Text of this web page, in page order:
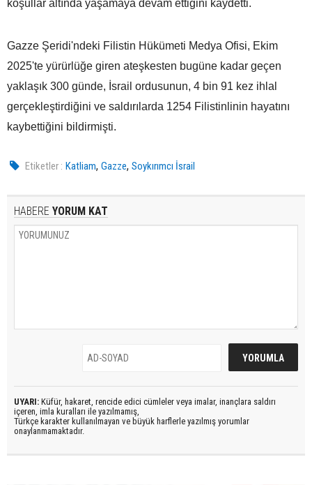
koşullar altında yaşamaya devam ettiğini kaydetti.
Gazze Şeridi'ndeki Filistin Hükümeti Medya Ofisi, Ekim
2025'te yürürlüğe giren ateşkesten bugüne kadar geçen
yaklaşık 300 günde, İsrail ordusunun, 4 bin 91 kez ihlal
gerçekleştirdiğini ve saldırılarda 1254 Filistinlinin hayatını
kaybettiğini bildirmişti.
Etiketler : Katliam,Gazze,Soykırımcı İsrail
HABERE YORUM KAT
UYARI: Küfür, hakaret, rencide edici cümleler veya imalar, inançlara saldırı
içeren, imla kuralları ile yazılmamış,
Türkçe karakter kullanılmayan ve büyük harflerle yazılmış yorumlar
onaylanmamaktadır.